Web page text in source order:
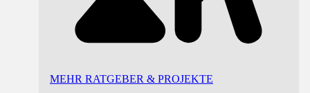
MEHR RATGEBER & PROJEKTE